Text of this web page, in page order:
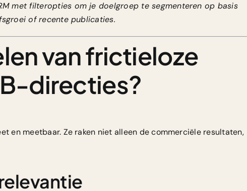
met filteropties om je doelgroep te segmenteren op basis
of recente publicaties.
van frictieloze
directies?
en meetbaar. Ze raken niet alleen de commerciële resultaten,